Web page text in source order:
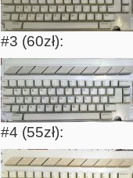
#3 (60zł):
#4 (55zł):